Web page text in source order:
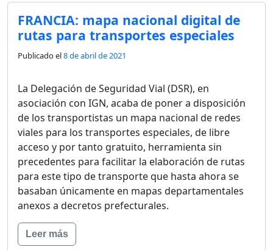
FRANCIA: mapa nacional digital de
rutas para transportes especiales
Publicado el8 de abril de 2021
La Delegación de Seguridad Vial (DSR), en
asociación con IGN, acaba de poner a disposición
de los transportistas un mapa nacional de redes
viales para los transportes especiales, de libre
acceso y por tanto gratuito, herramienta sin
precedentes para facilitar la elaboración de rutas
para este tipo de transporte que hasta ahora se
basaban únicamente en mapas departamentales
anexos a decretos prefecturales.
Leer más